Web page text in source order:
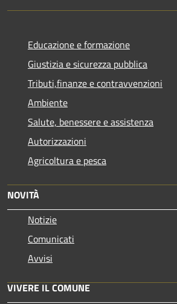
Educazione e formazione
Giustizia e sicurezza pubblica
Tributi,finanze e contravvenzioni
Ambiente
Salute, benessere e assistenza
Autorizzazioni
Agricoltura e pesca
NOVITÀ
Notizie
Comunicati
Avvisi
VIVERE IL COMUNE